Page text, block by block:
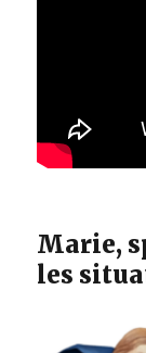
Marie,
les